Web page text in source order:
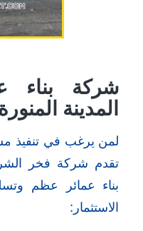
شركة بناء
المدينة المنورة
لمن يرغب في تنفيذ
تقدم شركة فخر
بناء عمائر عظم
الاستثمار: